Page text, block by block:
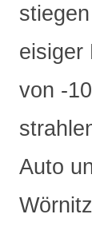
eisiger
von -
Auto